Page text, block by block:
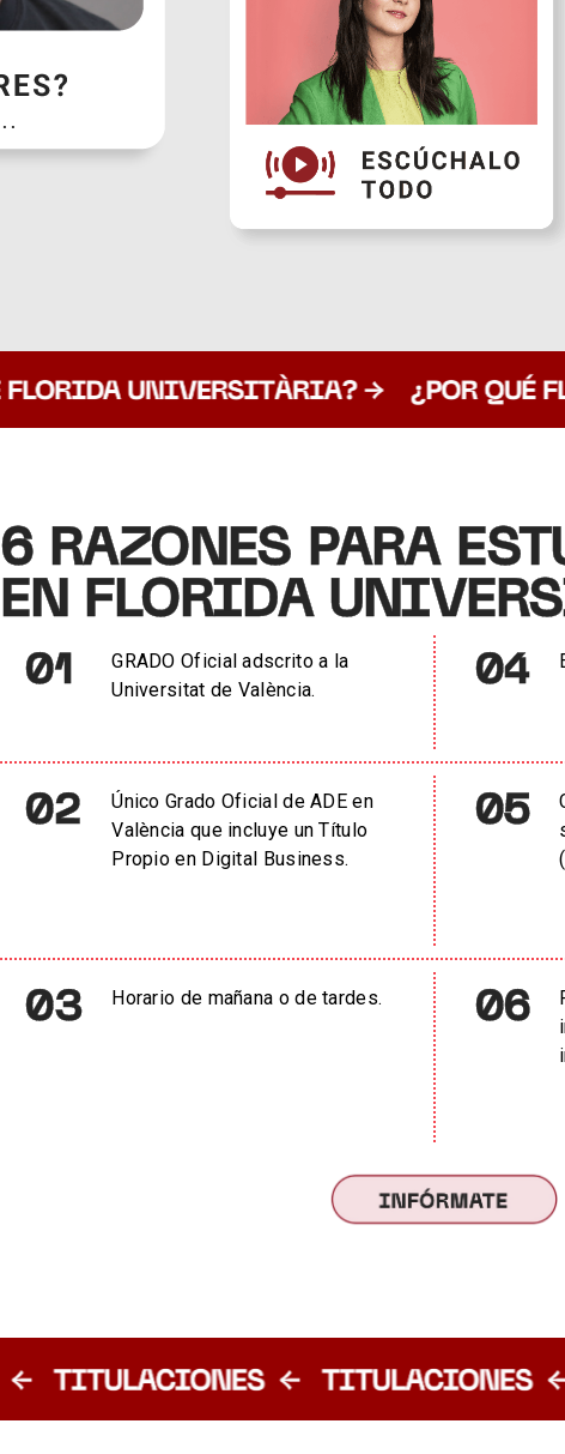
6 RAZONES PARA
EN FLORIDA
01
GRADO Oficial adscrito a la
Universitat de València.
04
02
Único Grado Oficial de ADE en
València que incluye un Título
Propio en Digital Business.
05
03 Horario de mañana o de tardes. 06